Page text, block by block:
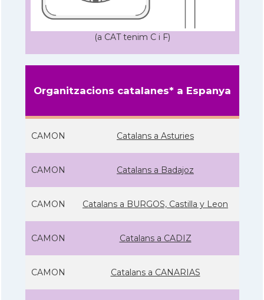
(a CAT tenim C i F)
Organitzacions catalanes* a Espanya
CAMON Catalans a Asturies
CAMON Catalans a Badajoz
CAMON Catalans a BURGOS, Castilla y Leon
CAMON Catalans a CADIZ
CAMON Catalans a CANARIAS